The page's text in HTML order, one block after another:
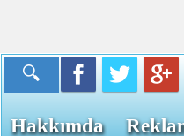
Hakkımda